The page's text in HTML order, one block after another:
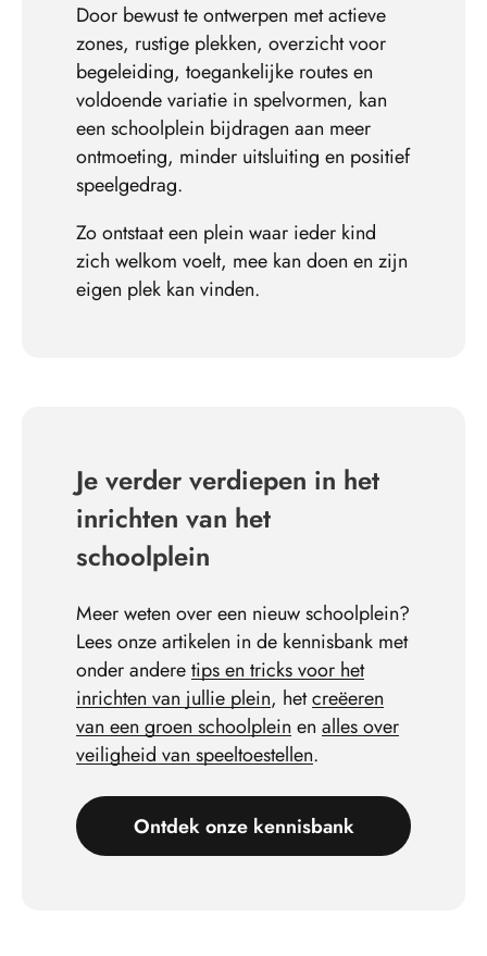
Door bewust te ontwerpen met actieve
zones, rustige plekken, overzicht voor
begeleiding, toegankelijke routes en
voldoende variatie in spelvormen, kan
een schoolplein bijdragen aan meer
ontmoeting, minder uitsluiting en positief
speelgedrag.
Zo ontstaat een plein waar ieder kind
zich welkom voelt, mee kan doen en zijn
eigen plek kan vinden.
Je verder verdiepen in het
inrichten van het
schoolplein
Meer weten over een nieuw schoolplein?
Lees onze artikelen in de kennisbank met
onder anderetips en tricks voor het
inrichten van jullie plein, hetcreëeren
van een groen schoolplein en alles over
veiligheid van speeltoestellen.
Ontdek onze kennisbank